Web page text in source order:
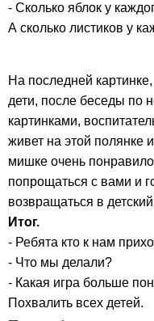
- Сколько яблок у
А сколько листиков у
На последней
дети, после беседы по
картинками,
живет на этой полянке
мишке очень
попрощаться с вами и
возвращаться в
Итог.
- Ребята кто к нам
- Что мы делали?
- Какая игра больше
Похвалить всех детей.